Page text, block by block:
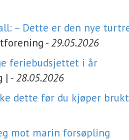
– Dette er den nye
-29.05.2026
feriebudsjettet i år
| -28.05.2026
dette før du kjøper
mot marin forsøpling